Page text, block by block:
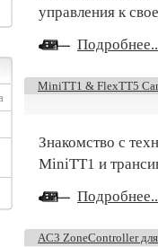
управления к
MiniTT1 & FlexTT5
Знакомство с
MiniTT1 и
AC3 ZoneController